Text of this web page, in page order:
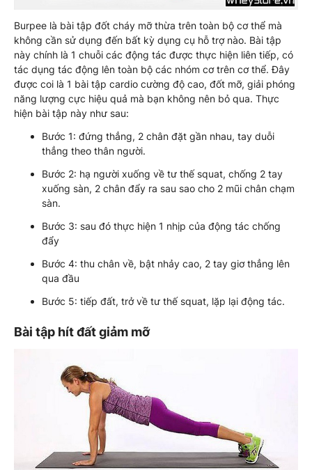
Burpee là bài tập đốt cháy mỡ thừa trên toàn bộ cơ thể mà
không cần sử dụng đến bất kỳ dụng cụ hỗ trợ nào. Bài tập
này chính là 1 chuỗi các động tác được thực hiện liên tiếp, có
tác dụng tác động lên toàn bộ các nhóm cơ trên cơ thể. Đây
được coi là 1 bài tập cardio cường độ cao, đốt mỡ, giải phóng
năng lượng cực hiệu quả mà bạn không nên bỏ qua. Thực
hiện bài tập này như sau:
Bước 1: đứng thẳng, 2 chân đặt gần nhau, tay duỗi
thẳng theo thân người.
Bước 2: hạ người xuống về tư thế squat, chống 2 tay
xuống sàn, 2 chân đẩy ra sau sao cho 2 mũi chân chạm
sàn.
Bước 3: sau đó thực hiện 1 nhịp của động tác chống
đẩy
Bước 4: thu chân về, bật nhảy cao, 2 tay giơ thẳng lên
qua đầu
Bước 5: tiếp đất, trở về tư thế squat, lặp lại động tác.
Bài tập hít đất giảm mỡ